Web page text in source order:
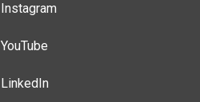
Instagram
YouTube
LinkedIn